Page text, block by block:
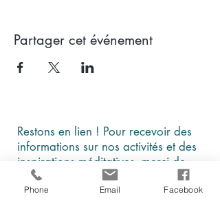
Partager cet événement
Restons en lien ! Pour recevoir des
informations sur nos activités et des
inspirations méditatives, merci de
laisser vos coordonnées
Phone Email Facebook